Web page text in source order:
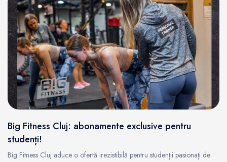
Big Fitness Cluj: abonamente exclusive pentru
studenți!
Big Fitness Cluj aduce o ofertă irezistibilă pentru studenții pasionați de